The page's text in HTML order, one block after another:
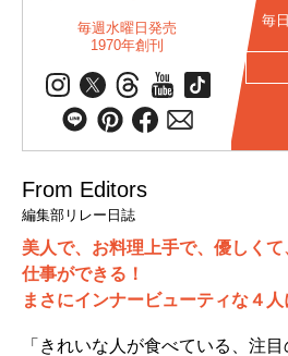
毎週水曜日発売
1970年創刊
毎
From Editors
編集部リレー日誌
美人で、お料理上手で、優しくて
仕事ができる！
まさにインナービューティな４人
「きれいな人が食べている、注